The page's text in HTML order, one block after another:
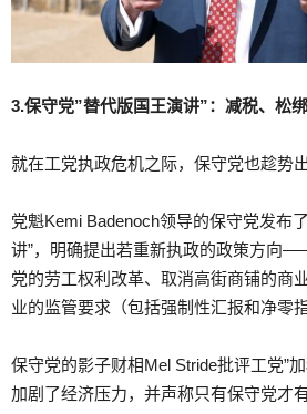
3.保守党”替代版国王演讲”：减税、松
就在工党执政危机之际，保守党也趁势出
党魁Kemi Badenoch领导的保守党发布
讲”，明确提出若重新执政的政策方向
党的劳工权利改革、取消高街商铺的商
业的监管要求（包括强制性汇报和净零指
保守党的影子财相Mel Stride批评工党”
加剧了经济压力，并声称只有保守党才